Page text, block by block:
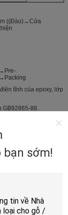
bạn sớm!
((Đào)→Cửa
tĩnh của epoxy, lớp
GB92865-88.
mài thông thường,
là thử nghiệm bút chì